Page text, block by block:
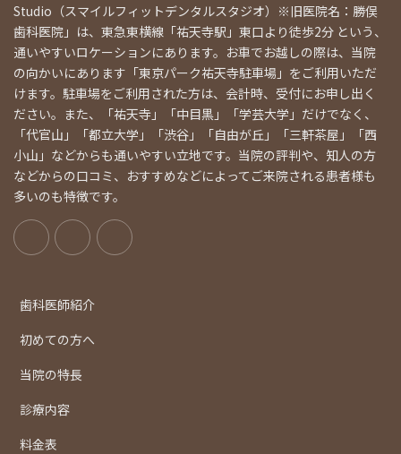
Studio（スマイルフィットデンタルスタジオ）※旧医院名：勝俣
歯科医院」は、東急東横線「祐天寺駅」東口より徒歩2分 という、
通いやすいロケーションにあります。お車でお越しの際は、当院
の向かいにあります「東京パーク祐天寺駐車場」をご利用いただ
けます。駐車場をご利用された方は、会計時、受付にお申し出く
ださい。また、「祐天寺」「中目黒」「学芸大学」だけでなく、
「代官山」「都立大学」「渋谷」「自由が丘」「三軒茶屋」「西
小山」などからも通いやすい立地です。当院の評判や、知人の方
などからの口コミ、おすすめなどによってご来院される患者様も
多いのも特徴です。
歯科医師紹介
初めての方へ
当院の特長
診療内容
料金表